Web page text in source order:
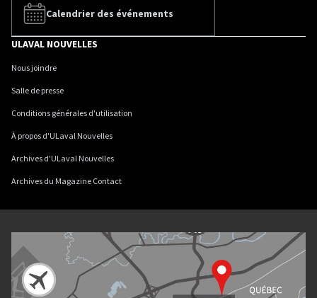
Calendrier des événements
ULAVAL NOUVELLES
Nous joindre
Salle de presse
Conditions générales d'utilisation
À propos d'ULaval Nouvelles
Archives d'ULaval Nouvelles
Archives du Magazine Contact